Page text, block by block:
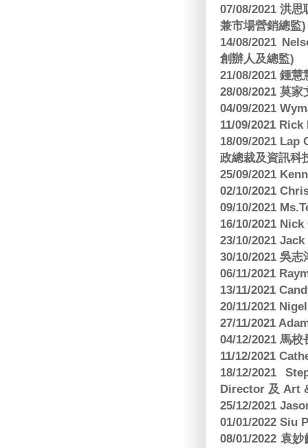
07/08/2021 洪
兼市場營銷總監)
14/08/2021
創辦人及總監)
21/08/2021 鍾
28/08/2021 莫
04/09/2021
11/09/2021
18/09/2021
政總裁及資訊科
25/09/2021
02/10/2021
09/10/2021
16/10/2021
23/10/2021
30/10/2021 吳
06/11/2021
13/11/2021
20/11/2021
27/11/2021
04/12/2021 馬
11/12/2021
18/12/2021
Director 及 Art
25/12/2021
01/01/2022 Siu
08/01/2022 袁